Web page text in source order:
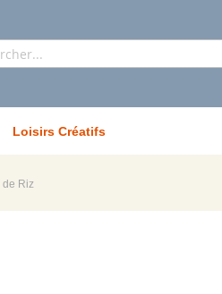
Loisirs Créatifs
de Riz